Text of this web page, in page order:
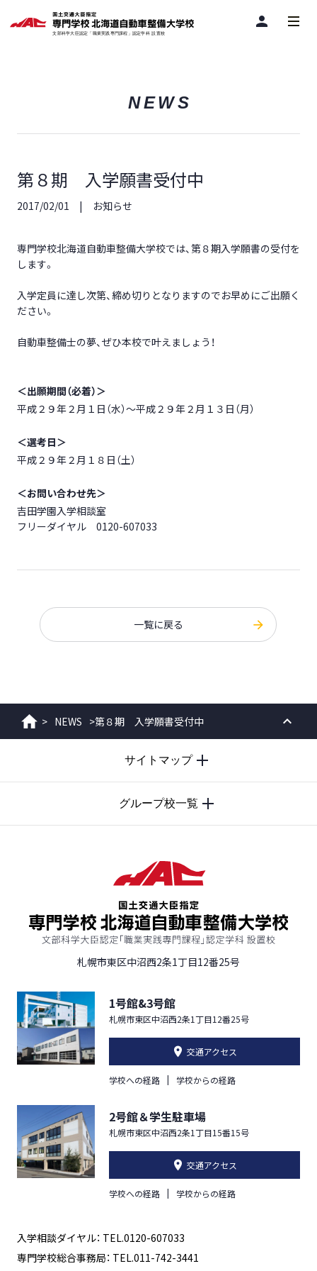
person
NEWS
第８期 入学願書受付中
2017/02/01 お知らせ
専門学校北海道自動車整備大学校では、第８期入学願書の受付を
します。
入学定員に達し次第、締め切りとなりますのでお早めにご出願く
ださい。
自動車整備士の夢、ぜひ本校で叶えましょう！
＜出願期間（必着）＞
平成２９年２月１日（水）～平成２９年２月１３日（月）
＜選考日＞
平成２９年２月１８日（土）
＜お問い合わせ先＞
吉田学園入学相談室
フリーダイヤル 0120-607033
一覧に戻る
ホーム
> NEWS >第８期 入学願書受付中
PAGE
サイトマップ
グループ校一覧
札幌市東区中沼西2条1丁目12番25号
1号館&3号館
札幌市東区中沼西2条1丁目12番25号
交通アクセス
学校への経路 学校からの経路
2号館＆学生駐車場
札幌市東区中沼西2条1丁目15番15号
交通アクセス
学校への経路 学校からの経路
入学相談ダイヤル： TEL.0120-607033
専門学校総合事務局： TEL.011-742-3441